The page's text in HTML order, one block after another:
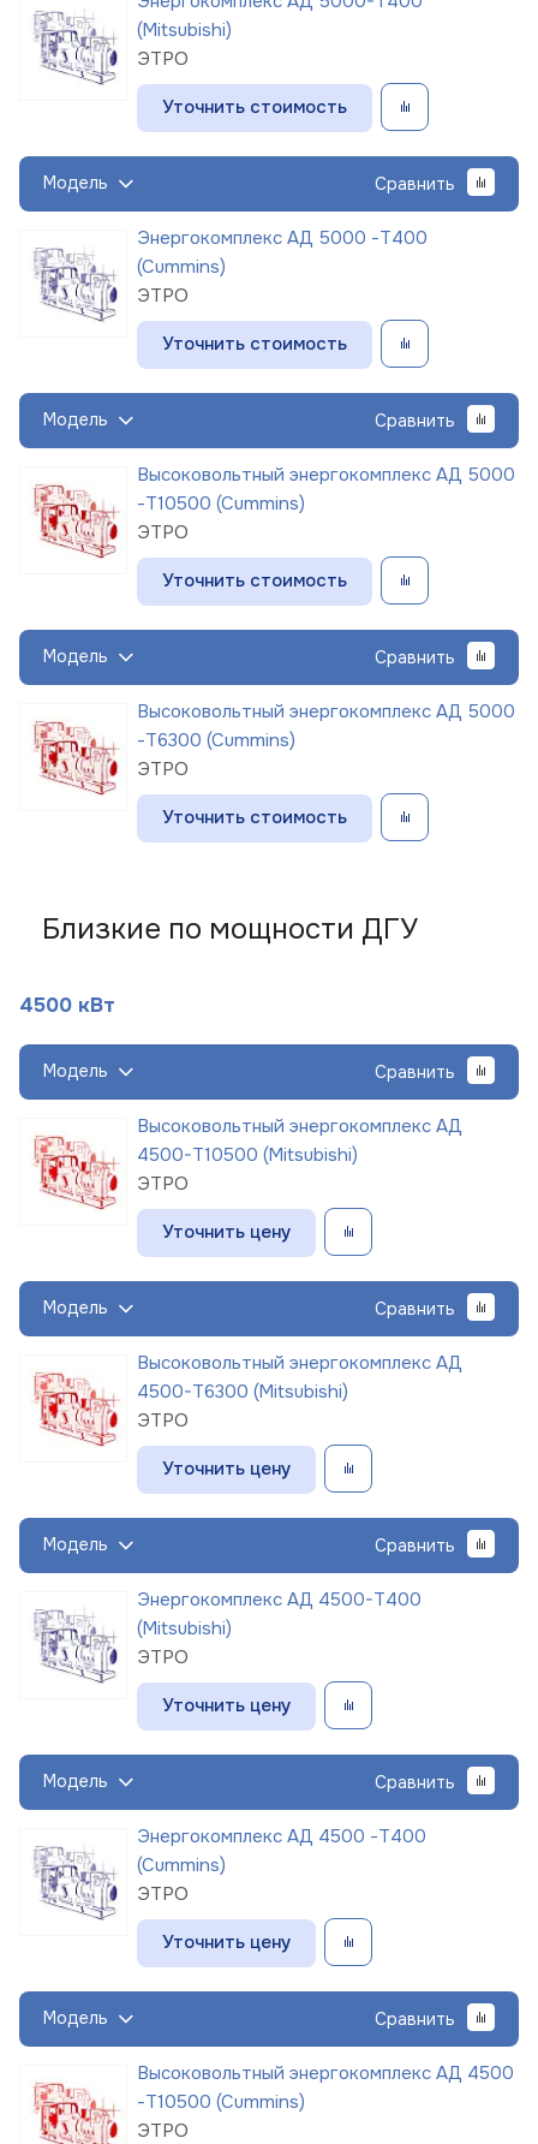
(Mitsubishi)
ЭТРО
Уточнить стоимость
Модель Сравнить
Энергокомплекс АД 5000 -Т400
(Cummins)
ЭТРО
Уточнить стоимость
Модель Сравнить
Высоковольтный энергокомплекс АД 5000
-Т10500 (Cummins)
ЭТРО
Уточнить стоимость
Модель Сравнить
Высоковольтный энергокомплекс АД 5000
-Т6300 (Cummins)
ЭТРО
Уточнить стоимость
Близкие по мощности ДГУ
4500 кВт
Модель Сравнить
Высоковольтный энергокомплекс АД
4500-Т10500 (Mitsubishi)
ЭТРО
Уточнить цену
Модель Сравнить
Высоковольтный энергокомплекс АД
4500-Т6300 (Mitsubishi)
ЭТРО
Уточнить цену
Модель Сравнить
Энергокомплекс АД 4500-Т400
(Mitsubishi)
ЭТРО
Уточнить цену
Модель Сравнить
Энергокомплекс АД 4500 -Т400
(Cummins)
ЭТРО
Уточнить цену
Модель Сравнить
Высоковольтный энергокомплекс АД 4500
-Т10500 (Cummins)
ЭТРО